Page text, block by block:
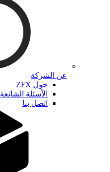
عن الشركة
حول ZFX
الأسئلة الشائعة
اتصل بنا